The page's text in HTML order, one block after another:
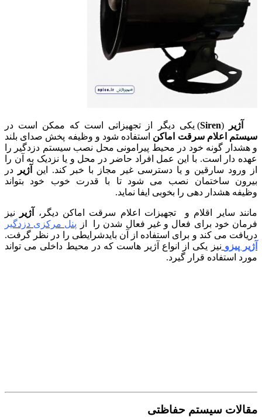
آژیر (
Siren) یکی دیگر از تجهیزاتی است که ممکن است در
سیستم اعلام سرقت اماکن استفاده شود و وظیفه پخش صدای بلند
و هشدار گونه خود در محیط پیرامونی محل نصب سیستم دزدگیر را
عهده دار است. با این عمل افراد حاضر در محل و یا نزدیک به آن را
از ورود سارقین و یا دسترسی غیر مجاز با خبر کند. این
آژیر
در
بیرون ساختمان نصب می شود تا با قدرت خوب خود بتواند
وظیفه هشدار دهی را بخوبی ایفا نماید.
مانند سایر اقلام و تجهیزات اعلام سرقت اماکن دیگر، آژیر نیز
فرمان خود برای فعال و غیر فعال شدن را از پنل مرکزی دزدگیر
دریافت می کند و برای استفاده از آن بایدشرایطی را در نظر گرفت.
آژیر پیزو نیز یکی از انواع آژیر هاست که در محیط داخلی می تواند
مورد استفاده قرار گیرد.
مقالات سیستم حفاظتی